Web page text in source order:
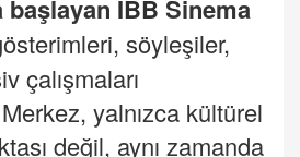
başlayan İBB Sinema
söyleşiler,
çalışmaları
yalnızca kültürel
değil, aynı zamanda